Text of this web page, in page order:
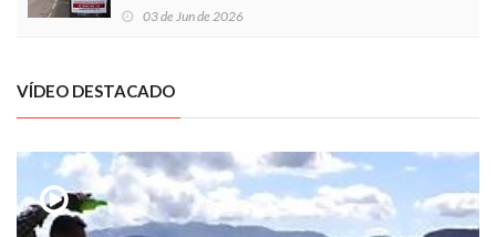
03 de Jun de 2026
VÍDEO DESTACADO